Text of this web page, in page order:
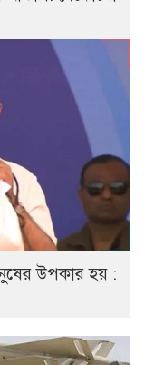
উপকার হয় :